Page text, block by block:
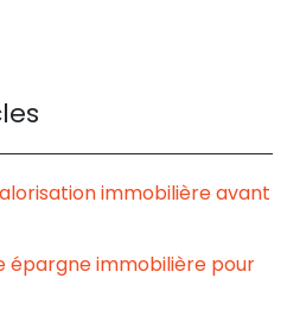
immobilière avant
épargne immobilière pour